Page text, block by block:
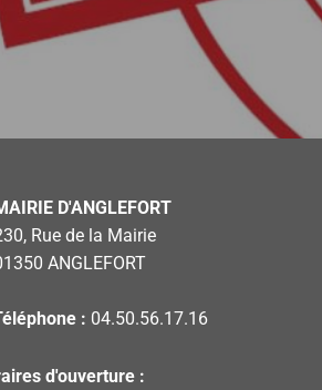
D'ANGLEFORT
Rue de la Mairie
ANGLEFORT
: 04.50.56.17.16
d'ouverture :